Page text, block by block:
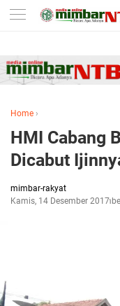
-->
Home ›
HMI Cabang
Dicabut
mimbar-rakyat
Kamis, 14 Desember 2017